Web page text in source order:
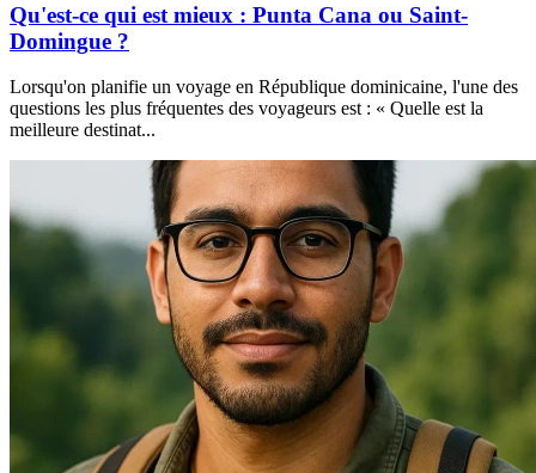
Qu'est-ce qui est mieux : Punta Cana ou Saint-
Domingue ?
Lorsqu'on planifie un voyage en République dominicaine, l'une des
questions les plus fréquentes des voyageurs est : « Quelle est la
meilleure destinat...